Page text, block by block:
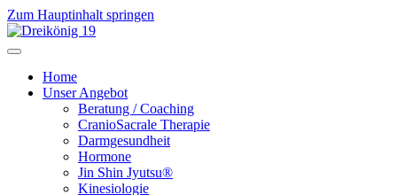
Zum Hauptinhalt springen
Home
Unser Angebot
Beratung / Coaching
CranioSacrale Therapie
Darmgesundheit
Hormone
Jin Shin Jyutsu®
Kinesiologie